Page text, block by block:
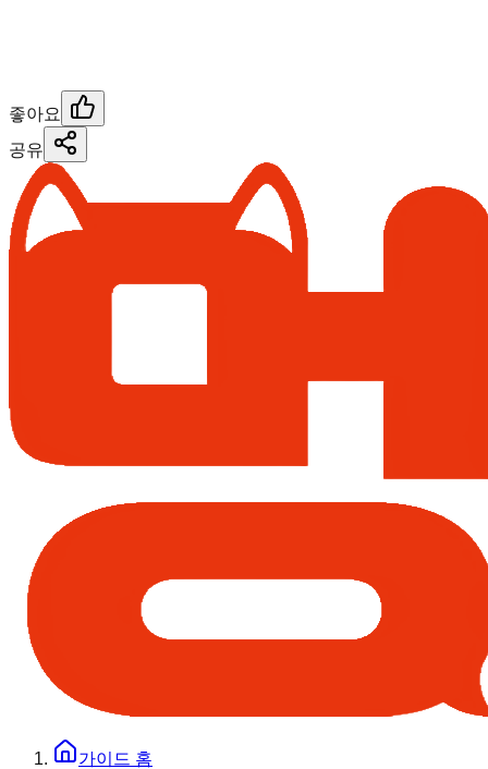
좋아요
공유
가이드 홈